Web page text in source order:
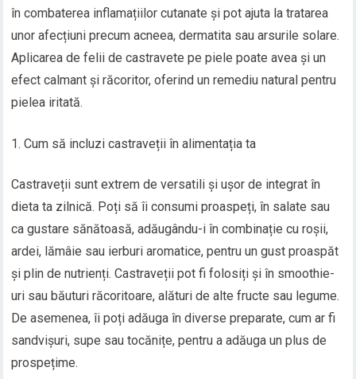
în combaterea inflamațiilor cutanate și pot ajuta la tratarea
unor afecțiuni precum acneea, dermatita sau arsurile solare.
Aplicarea de felii de castravete pe piele poate avea și un
efect calmant și răcoritor, oferind un remediu natural pentru
pielea iritată.
Cum să incluzi castraveții în alimentația ta
Castraveții sunt extrem de versatili și ușor de integrat în
dieta ta zilnică. Poți să îi consumi proaspeți, în salate sau
ca gustare sănătoasă, adăugându-i în combinație cu roșii,
ardei, lămâie sau ierburi aromatice, pentru un gust proaspăt
și plin de nutrienți. Castraveții pot fi folosiți și în smoothie-
uri sau băuturi răcoritoare, alături de alte fructe sau legume.
De asemenea, îi poți adăuga în diverse preparate, cum ar fi
sandvișuri, supe sau tocănițe, pentru a adăuga un plus de
prospețime.